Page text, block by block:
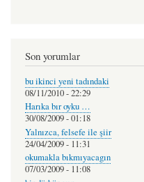
Son yorumlar
bu ikinci yeni tadındaki
08/11/2010 - 22:29
Harıka bır oyku …
30/08/2009 - 01:18
Yalnızca, felsefe ile şiir
24/04/2009 - 11:31
okumakla bıkmıyacagın
07/03/2009 - 11:08